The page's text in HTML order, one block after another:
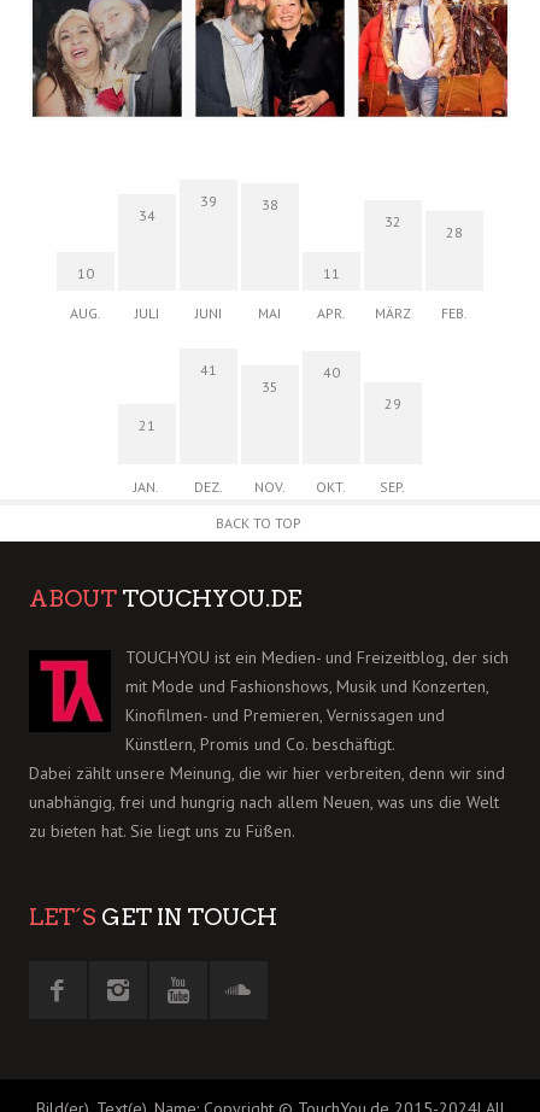
10
AUG.
34
JULI
39
JUNI
38
MAI
11
APR.
32
MÄRZ
28
FEB.
21
JAN.
41
DEZ.
35
NOV.
40
OKT.
29
SEP.
BACK TO TOP
ABOUT TOUCHYOU.DE
TOUCHYOU ist ein Medien- und Freizeitblog, der sich
mit Mode und Fashionshows, Musik und Konzerten,
Kinofilmen- und Premieren, Vernissagen und
Künstlern, Promis und Co. beschäftigt.
Dabei zählt unsere Meinung, die wir hier verbreiten, denn wir sind
unabhängig, frei und hungrig nach allem Neuen, was uns die Welt
zu bieten hat. Sie liegt uns zu Füßen.
LET´S GET IN TOUCH